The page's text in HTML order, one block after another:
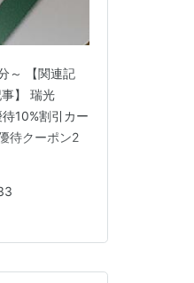
～ 【関連記
】 瑞光
10%割引カー
待クーポン2
…